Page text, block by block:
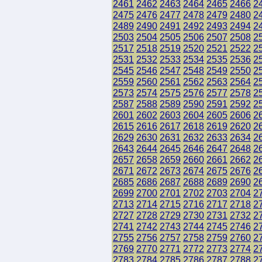
2461 2462 2463 2464 2465 2466
2475 2476 2477 2478 2479 2480
2489 2490 2491 2492 2493 2494
2503 2504 2505 2506 2507 2508
2517 2518 2519 2520 2521 2522
2531 2532 2533 2534 2535 2536
2545 2546 2547 2548 2549 2550
2559 2560 2561 2562 2563 2564
2573 2574 2575 2576 2577 2578
2587 2588 2589 2590 2591 2592
2601 2602 2603 2604 2605 2606
2615 2616 2617 2618 2619 2620
2629 2630 2631 2632 2633 2634
2643 2644 2645 2646 2647 2648
2657 2658 2659 2660 2661 2662
2671 2672 2673 2674 2675 2676
2685 2686 2687 2688 2689 2690
2699 2700 2701 2702 2703 2704
2713 2714 2715 2716 2717 2718
2727 2728 2729 2730 2731 2732
2741 2742 2743 2744 2745 2746
2755 2756 2757 2758 2759 2760
2769 2770 2771 2772 2773 2774
2783 2784 2785 2786 2787 2788